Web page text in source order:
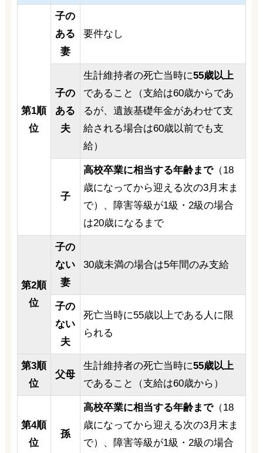
第1順
位
子の
ある
妻
要件なし
子の
ある
夫
生計維持者の死亡当時に55歳以上
であること（支給は60歳からであ
るが、遺族基礎年金があわせて支
給される場合は60歳以前でも支
給）
子
高校卒業に相当する年齢まで（18
歳になってから迎える次の3月末ま
で）、障害等級が1級・2級の場合
は20歳になるまで
第2順
位
子の
ない
妻
30歳未満の場合は5年間のみ支給
子の
ない
夫
死亡当時に55歳以上である人に限
られる
第3順
位
父母
生計維持者の死亡当時に55歳以上
であること（支給は60歳から）
第4順
位
孫
高校卒業に相当する年齢まで（18
歳になってから迎える次の3月末ま
で）、障害等級が1級・2級の場合